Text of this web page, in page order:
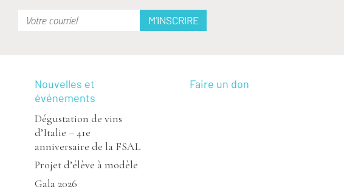
Nouvelles et
événements
Dégustation de vins
d’Italie – 41e
anniversaire de la FSAL
Projet d’élève à modèle
Gala 2026
Faire un don